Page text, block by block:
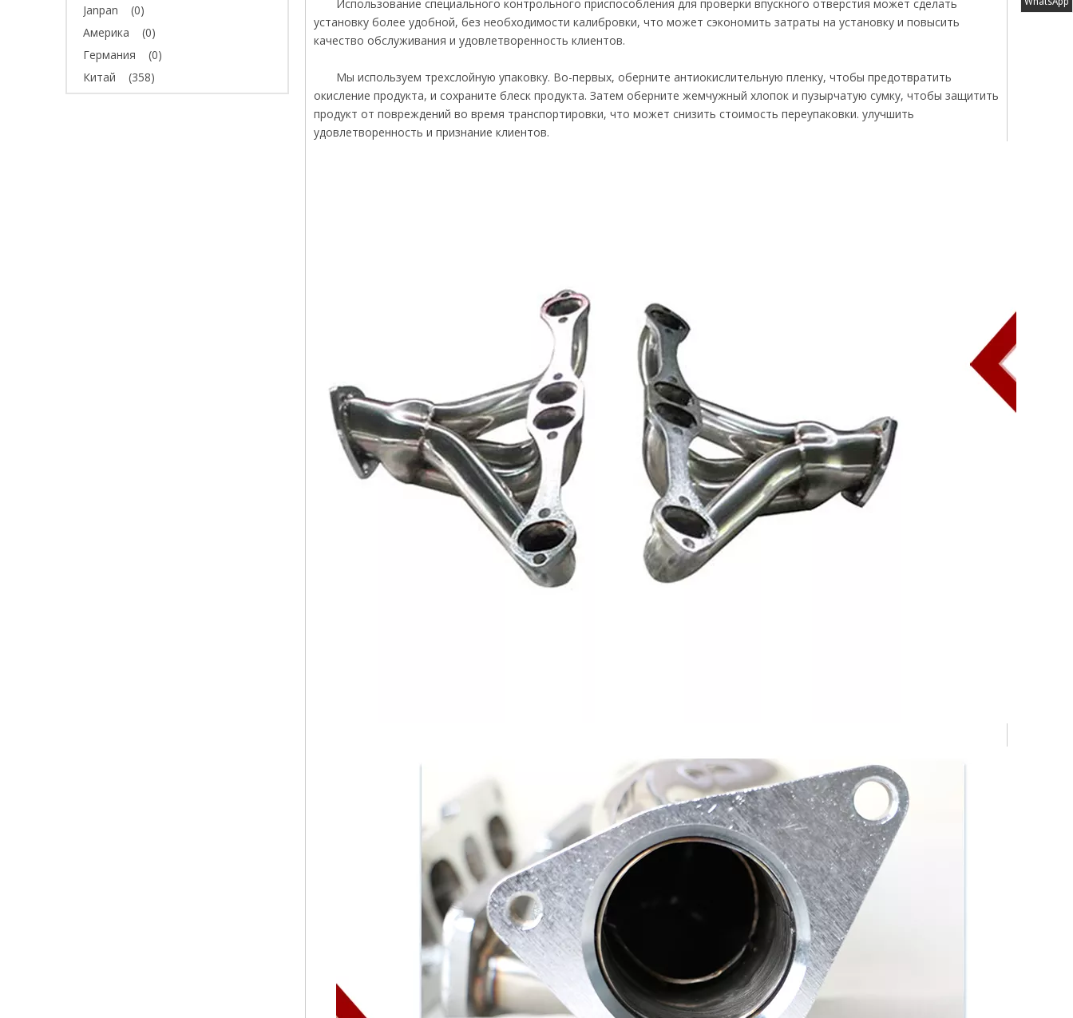
Janpan
(0)
Америка
(0)
Германия
(0)
Китай
(358)
Использование специального контрольного приспособления для проверки впускного отверстия может сделать
установку более удобной, без необходимости калибровки, что может сэкономить затраты на установку и повысить
качество обслуживания и удовлетворенность клиентов.
Мы используем трехслойную упаковку. Во-первых, оберните антиокислительную пленку, чтобы предотвратить
окисление продукта, и сохраните блеск продукта. Затем оберните жемчужный хлопок и пузырчатую сумку, чтобы защитить
продукт от повреждений во время транспортировки, что может снизить стоимость переупаковки. улучшить
удовлетворенность и признание клиентов.